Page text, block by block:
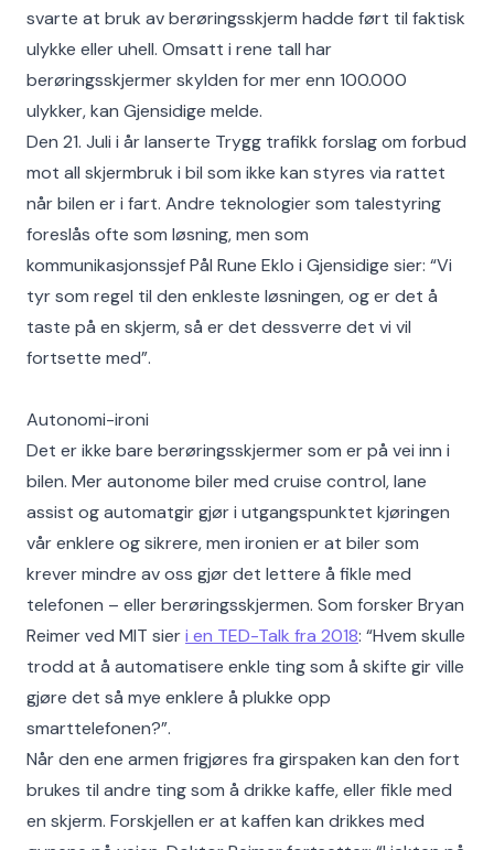
svarte at bruk av berøringsskjerm hadde ført til faktisk
ulykke eller uhell. Omsatt i rene tall har
berøringsskjermer skylden for mer enn 100.000
ulykker, kan Gjensidige melde.
Den 21. Juli i år lanserte Trygg trafikk forslag om forbud
mot all skjermbruk i bil som ikke kan styres via rattet
når bilen er i fart. Andre teknologier som talestyring
foreslås ofte som løsning, men som
kommunikasjonssjef Pål Rune Eklo i Gjensidige sier: “Vi
tyr som regel til den enkleste løsningen, og er det å
taste på en skjerm, så er det dessverre det vi vil
fortsette med”.
Autonomi-ironi
Det er ikke bare berøringsskjermer som er på vei inn i
bilen. Mer autonome biler med cruise control, lane
assist og automatgir gjør i utgangspunktet kjøringen
vår enklere og sikrere, men ironien er at biler som
krever mindre av oss gjør det lettere å fikle med
telefonen – eller berøringsskjermen. Som forsker Bryan
Reimer ved MIT sieri en TED-Talk fra 2018: “Hvem skulle
trodd at å automatisere enkle ting som å skifte gir ville
gjøre det så mye enklere å plukke opp
smarttelefonen?”.
Når den ene armen frigjøres fra girspaken kan den fort
brukes til andre ting som å drikke kaffe, eller fikle med
en skjerm. Forskjellen er at kaffen kan drikkes med